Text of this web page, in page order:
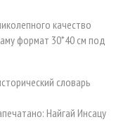
качество
формат 30*40 см под
словарь
Найгай Инсацу